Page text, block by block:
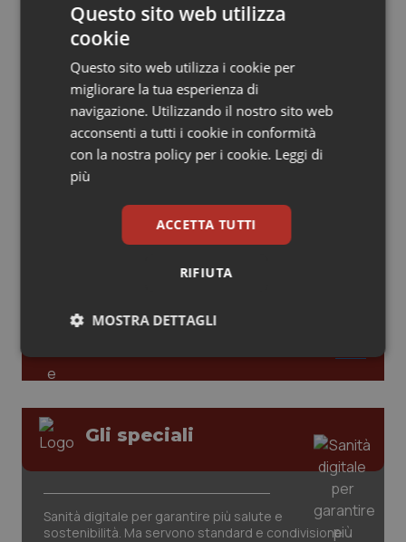
Piemonte
Provincia Autonoma di Bolzano
Provincia Autonoma di Trento
Puglia
Toscana
Umbria
Valle D’Aosta
HIV
Infezioni & Febbre
Ipertensione & Scompenso
Malattie rare
Malattia di Crohn & Rettocolite Ulcerosa
Neuroscienze & patologie neurodegenerative
Obesità
Oftalmologia
Oncodermatologia
Oncologia & Nutrizione
Leadership Infermieristica 2026: nuovi
Leadership Medica 2026: guidare team
clinici ad alte prestazioni
AI e telemedicina nello studio
odontoiatrico: applicazioni concrete e
uso protetto
Gli speciali
Sanità digitale per garantire più salute e
sostenibilità. Ma servono standard e condivisione
Questo sito web utilizza
cookie
Questo sito web utilizza i cookie per
migliorare la tua esperienza di
navigazione. Utilizzando il nostro sito web
acconsenti a tutti i cookie in conformità
con la nostra policy per i cookie. Leggi di
più
ACCETTA TUTTI
RIFIUTA
MOSTRA DETTAGLI
Necessari Statistici Marketing
I cookie necessari contribuiscono a rendere fruibile il
sito web abilitandone funzionalità di base quali la